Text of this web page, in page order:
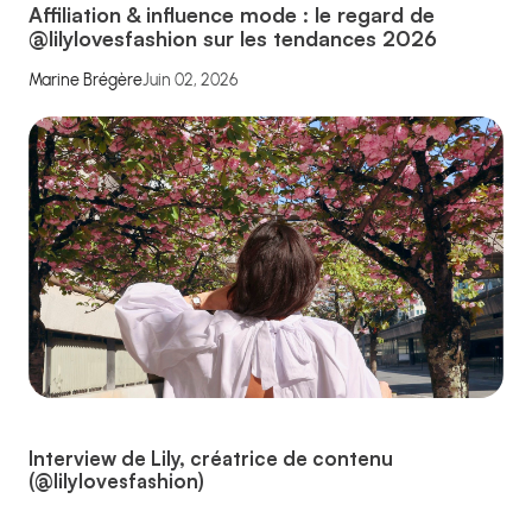
Affiliation & influence mode : le regard de
@lilylovesfashion sur les tendances 2026
Marine BrégèreJuin 02, 2026
Interview de Lily, créatrice de contenu
(@lilylovesfashion)